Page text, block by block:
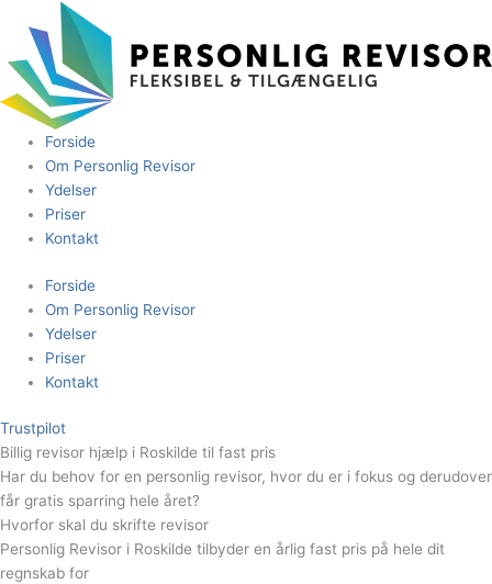
indholdet
Forside
Om Personlig Revisor
Ydelser
Priser
Kontakt
Forside
Om Personlig Revisor
Ydelser
Priser
Kontakt
Trustpilot
Billig revisor hjælp i Roskilde til fast pris
Har du behov for en personlig revisor, hvor du er i fokus og derudover
får gratis sparring hele året?
Hvorfor skal du skrifte revisor
Personlig Revisor i Roskilde tilbyder en årlig fast pris på hele dit
regnskab for